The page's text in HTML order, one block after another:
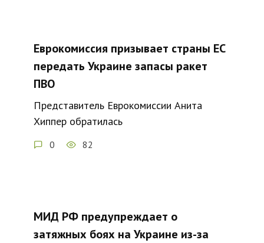
Еврокомиссия призывает страны ЕС
передать Украине запасы ракет
ПВО
Представитель Еврокомиссии Анита
Хиппер обратилась
0 82
МИД РФ предупреждает о
затяжных боях на Украине из-за